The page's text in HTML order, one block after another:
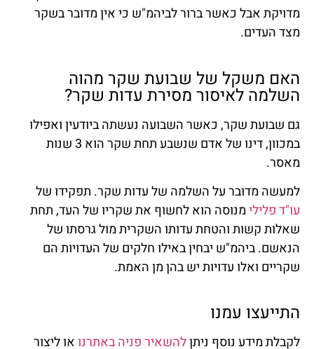
מדויקת אבל כאשר ברור לביהמ"ש כי אין מדובר בשקר
מצד העדים.
האם משקל של שבועת שקר מהוה
השלמה לאיסור מסירת עדות שקר?
גם שבועת שקר, כאשר השבועה נעשתה ביודעין ואפילו
במכוון, דינו של אדם שנשבע תחת שקר הוא 3 שנות
מאסר.
למעשה מדובר על השלמה של עדות שקר. תפקידו של
עו"ד פלילימנוסה הוא לחשוף את שקריו של העד, תחת
שאלות קשות והטחת עדותו השקרית מול גרסתו של
הנאשם. ביהמ"ש יבחין באילו חלקים של העדויות הם
שקריים ואלו עדויות יש בהן מן האמת.
התייעצו עמנו
לקבלת מידע נוסף ניתןלהשאיר פניה באתרנואו ליצור